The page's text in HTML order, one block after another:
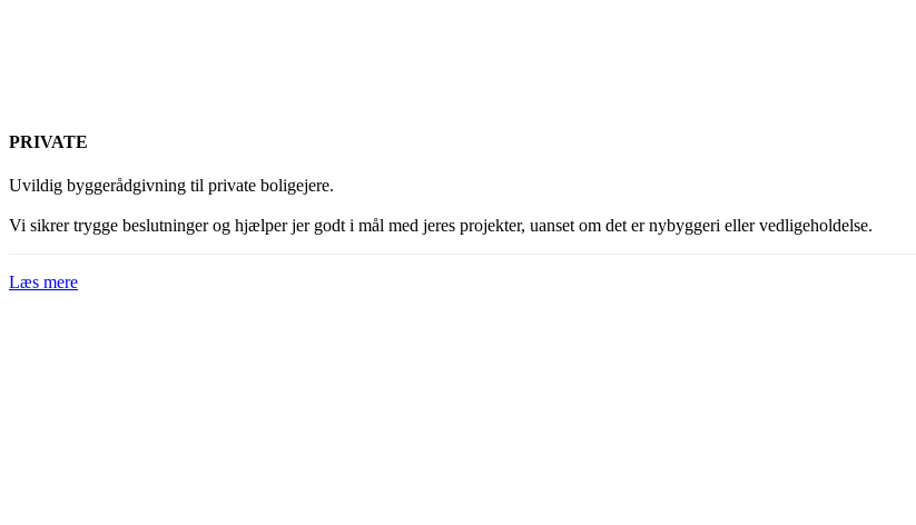
PRIVATE
Uvildig byggerådgivning til private boligejere.
Vi sikrer trygge beslutninger og hjælper jer godt i mål med jeres projekter, uanset om det er nybyggeri eller vedligeholdelse.
Læs mere